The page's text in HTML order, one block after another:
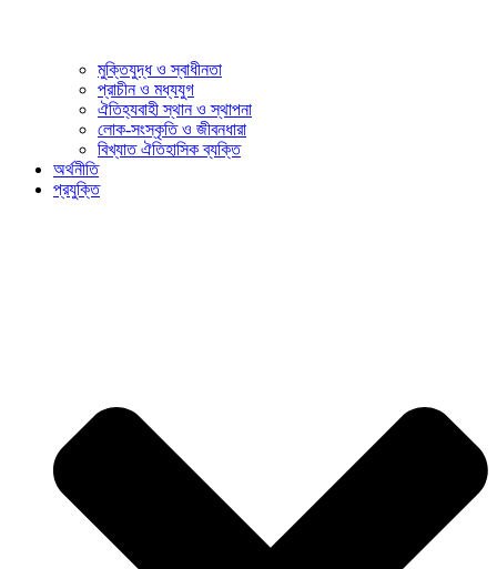
মুক্তিযুদ্ধ ও স্বাধীনতা
প্রাচীন ও মধ্যযুগ
ঐতিহ্যবাহী স্থান ও স্থাপনা
লোক-সংস্কৃতি ও জীবনধারা
বিখ্যাত ঐতিহাসিক ব্যক্তি
অর্থনীতি
প্রযুক্তি